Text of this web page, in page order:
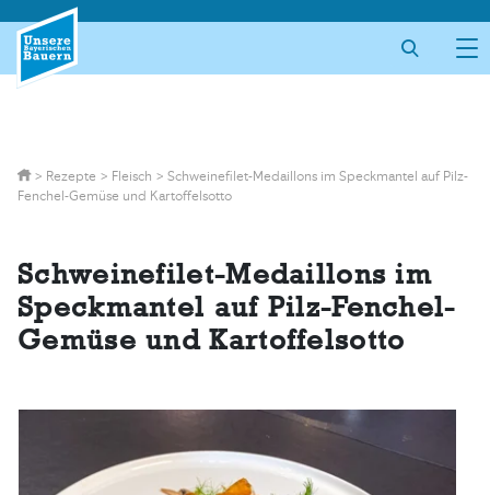
content
> Rezepte > Fleisch > Schweinefilet-Medaillons im Speckmantel auf Pilz-
Fenchel-Gemüse und Kartoffelsotto
Schweinefilet-Medaillons im
Speckmantel auf Pilz-Fenchel-
Gemüse und Kartoffelsotto